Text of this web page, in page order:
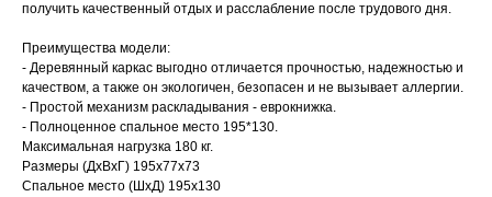
получить качественный отдых и расслабление после трудового дня.
Преимущества модели:
- Деревянный каркас выгодно отличается прочностью, надежностью и
качеством, а также он экологичен, безопасен и не вызывает аллергии.
- Простой механизм раскладывания - еврокнижка.
- Полноценное спальное место 195*130.
Максимальная нагрузка 180 кг.
Размеры (ДхВхГ) 195х77х73
Спальное место (ШхД) 195х130